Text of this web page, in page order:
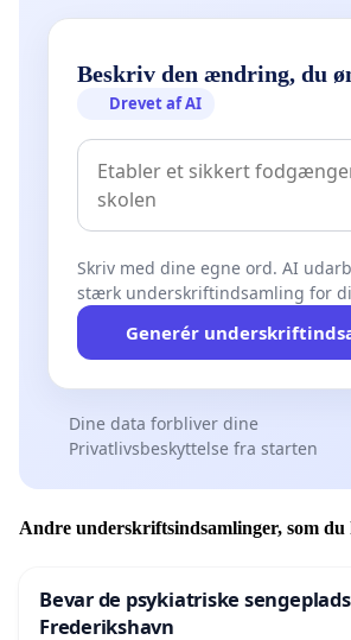
Beskriv den ændring, du
Drevet af AI
Skriv med dine egne ord. AI
stærk underskriftindsamling for
Generér
Dine data forbliver dine
Privatlivsbeskyttelse fra starten
Andre underskriftsindsamlinger, som
Bevar de psykiatriske
Frederikshavn